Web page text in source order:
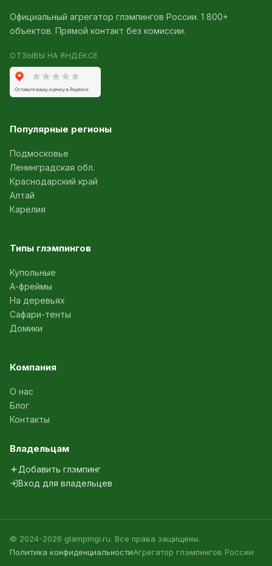
Официальный агрегатор глэмпингов России. 1 800+
объектов. Прямой контакт без комиссии.
ОТЗЫВЫ НА ЯНДЕКСЕ
Популярные регионы
Подмосковье
Ленинградская обл.
Краснодарский край
Алтай
Карелия
Типы глэмпингов
Купольные
А-фреймы
На деревьях
Сафари-тенты
Домики
Компания
О нас
Блог
Контакты
Владельцам
Добавить глэмпинг
Вход для владельцев
© 2024-2026 glampingi.ru. Все права защищены.
Политика конфиденциальностиАгрегатор глэмпингов России